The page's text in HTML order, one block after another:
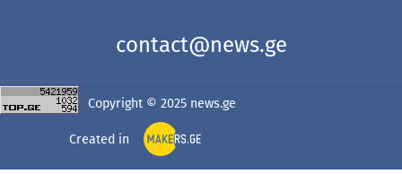
contact@news.ge
Copyright © 2025 news.ge
Created in